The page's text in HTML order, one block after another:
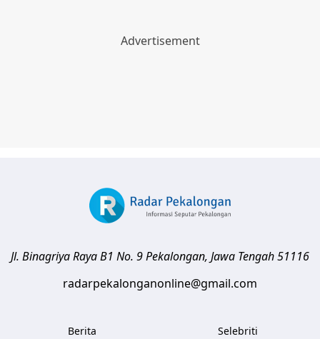
Jl. Binagriya Raya B1 No. 9Pekalongan, Jawa Tengah51116
radarpekalonganonline@gmail.com
Berita
Selebriti